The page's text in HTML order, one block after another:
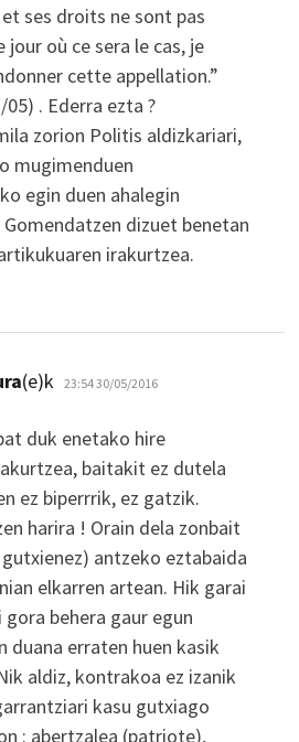
et ses droits ne sont pas
jour où ce sera le cas, je
cette appellation.”
. Ederra ezta ?
zorion Politis aldizkariari,
mugimenduen
egin duen ahalegin
dizuet benetan
irakurtzea.
(e)k dio:
23:54 30/05/2016
duk enetako hire
baitakit ez dutela
ez biperrrik, ez gatzik.
harira ! Orain dela zonbait
antzeko eztabaida
elkarren artean. Hik garai
behera gaur egun
duana erraten huen kasik
aldiz, kontrakoa ez izanik
kasu gutxiago
: abertzalea (patriote),